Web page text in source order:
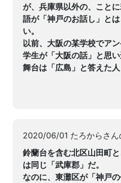
が、兵庫県以外の、こと
語が「神戸のお話し」と
い。
以前、大阪の某学校でア
学生が「大阪の話」と思い
舞台は「広島」と答えた人
2020/06/01 たろからさん
鈴蘭台を含む北区山田町
は同じ「武庫郡」だ。
なのに、東灘区が「神戸